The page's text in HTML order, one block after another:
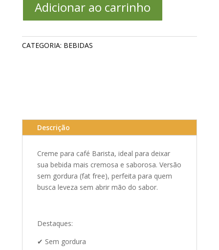
(Fat
Free)
Adicionar ao carrinho
CATEGORIA: BEBIDAS
Descrição
Creme para café Barista, ideal para deixar
sua bebida mais cremosa e saborosa. Versão
sem gordura (fat free), perfeita para quem
busca leveza sem abrir mão do sabor.
Destaques:
✔ Sem gordura